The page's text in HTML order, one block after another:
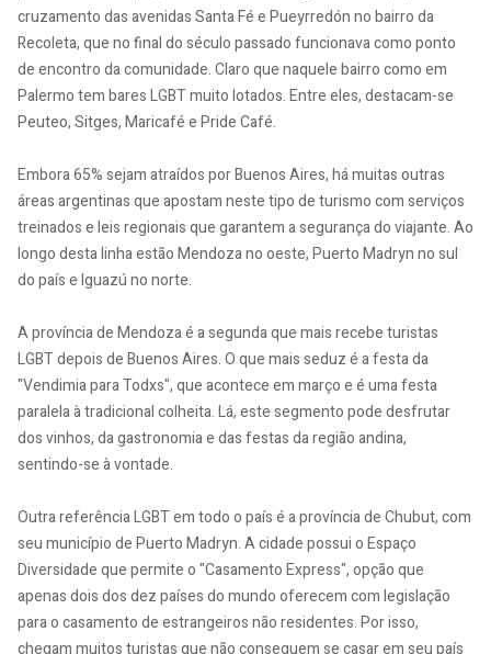
cruzamento das avenidas Santa Fé e Pueyrredón no bairro da
Recoleta, que no final do século passado funcionava como ponto
de encontro da comunidade. Claro que naquele bairro como em
Palermo tem bares LGBT muito lotados. Entre eles, destacam-se
Peuteo, Sitges, Maricafé e Pride Café.
Embora 65% sejam atraídos por Buenos Aires, há muitas outras
áreas argentinas que apostam neste tipo de turismo com serviços
treinados e leis regionais que garantem a segurança do viajante. Ao
longo desta linha estão Mendoza no oeste, Puerto Madryn no sul
do país e Iguazú no norte.
A província de Mendoza é a segunda que mais recebe turistas
LGBT depois de Buenos Aires. O que mais seduz é a festa da
"Vendimia para Todxs", que acontece em março e é uma festa
paralela à tradicional colheita. Lá, este segmento pode desfrutar
dos vinhos, da gastronomia e das festas da região andina,
sentindo-se à vontade.
Outra referência LGBT em todo o país é a província de Chubut, com
seu município de Puerto Madryn. A cidade possui o Espaço
Diversidade que permite o "Casamento Express", opção que
apenas dois dos dez países do mundo oferecem com legislação
para o casamento de estrangeiros não residentes. Por isso,
chegam muitos turistas que não conseguem se casar em seu país